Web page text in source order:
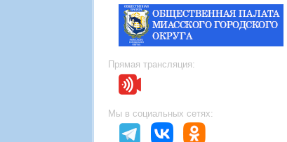
Прямая трансляция:
Мы в социальных сетях: